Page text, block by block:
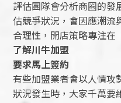
評估團隊會分析商圈的發
估競爭狀況，會因應潮流
合理性，開店策略專注在
了解川牛加盟
要求馬上簽約
有些加盟業者會以人情攻
狀況發生時，大家千萬要